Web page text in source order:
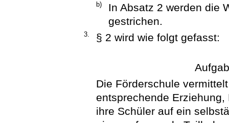
b)
In Absatz 2 werden die
gestrichen.
3. § 2 wird wie folgt gefasst:
Die Förderschule
entsprechende
ihre Schüler auf ein